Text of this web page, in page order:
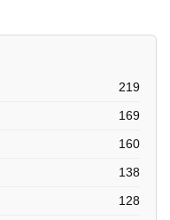
219
169
160
138
128